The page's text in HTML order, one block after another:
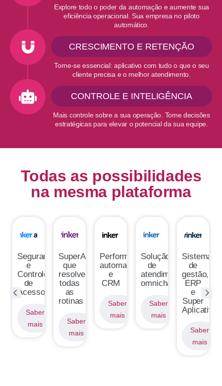
Explore todo o poder da automação e aumente sua
eficiência operacional. Sua empresa no piloto
automático.
CRESCIMENTO E RETENÇÃO
Torne-se essencial: aplicativo com tudo o que o seu
cliente precisa e o melhor atendimento.
CONTROLE E INTELIGÊNCIA
Mais controle sobre a sua operação. Tome decisões
estratégicas para elevar o potencial da sua equipe.
Todas as possibilidades
na mesma plataforma
Segurança
e
Controle
de
Acesso
Saber
mais
SuperApp
que
resolve
todas
as
rotinas
Saber
mais
Performance,
automação
e
CRM
Saber
mais
Solução
de
atendimento
omnichannel
Saber
mais
Sistema
de
gestão,
ERP
e
Super
Aplicativo
Saber
mais